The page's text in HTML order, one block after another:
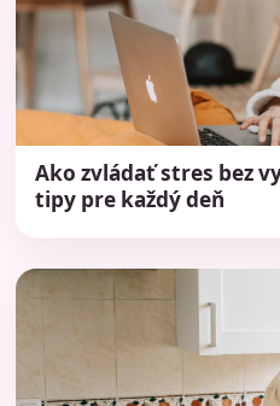
Ako zvládať stres bez
tipy pre každý deň